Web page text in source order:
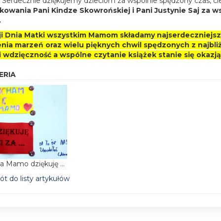
Pani Kindze Skowrońskiej i Pani Justynie Saj za
Dnia Matki wszystkim Mamom składamy
marzeń oraz wielu pięknych chwil spędzonych z
i wdzięczność a wspólne czytanie książek stanie się
Kochana Mamo dziękuję Ci za ...
do listy artykułów